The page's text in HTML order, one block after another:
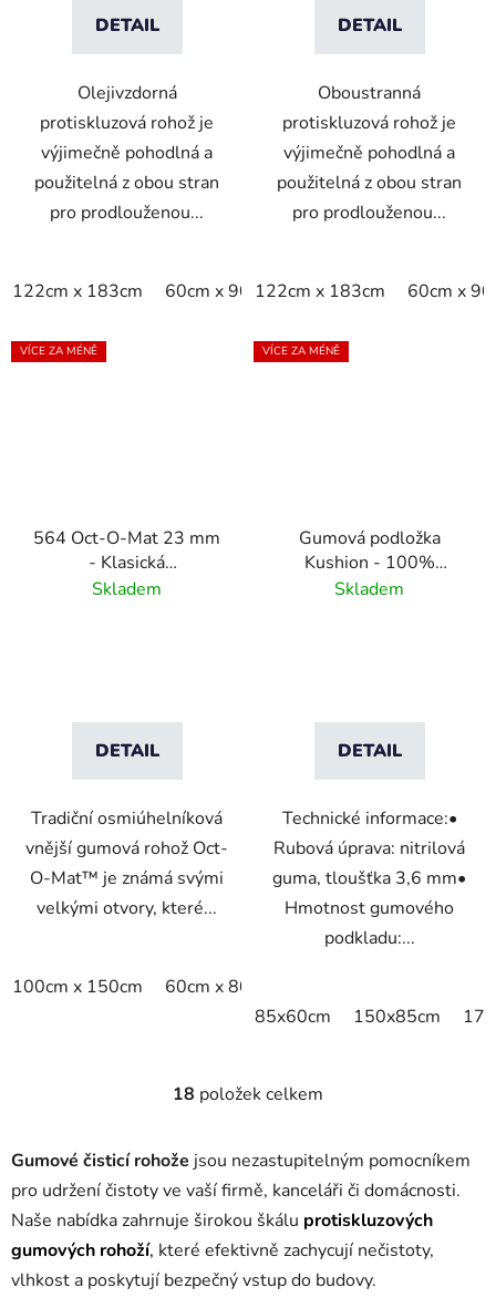
DETAIL
Olejivzdorná
protiskluzová rohož je
výjimečně pohodlná a
použitelná z obou stran
pro prodlouženou...
122cm x 183cm 60cm x 90cm 91cm x 152cm
DETAIL
Oboustranná
protiskluzová rohož je
výjimečně pohodlná a
použitelná z obou stran
pro prodlouženou...
122cm x 183cm 60cm x
VÍCE ZA MÉNĚ
564 Oct-O-Mat 23 mm
- Klasická
osmiúhelníková vstupní
Skladem
DETAIL
Tradiční osmiúhelníková
vnější gumová rohož Oct-
O-Mat™ je známá svými
velkými otvory, které...
100cm x 150cm 60cm x 80cm
VÍCE ZA MÉNĚ
Gumová podložka
Kushion - 100%
nitrilová guma - černá
Skladem
DETAIL
Technické informace:•
Rubová úprava: nitrilová
guma, tloušťka 3,6 mm•
Hmotnost gumového
podkladu:...
85x60cm 150x85cm
O
l
á
d
a
c
í
18 položek celkem
Gumové čisticí rohože jsou nezastupitelným pomocníkem
pro udržení čistoty ve vaší firmě, kanceláři či domácnosti.
Naše nabídka zahrnuje širokou škálu protiskluzových
gumových rohoží, které efektivně zachycují nečistoty,
vlhkost a poskytují bezpečný vstup do budovy.